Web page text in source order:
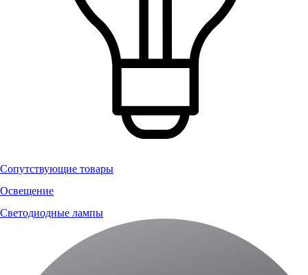
Сопутствующие товары
Освещение
Светодиодные лампы